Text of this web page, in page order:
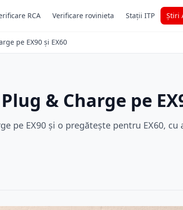
RCA Verificare rovinieta Stații ITP Știri
pe EX90 și EX60
& Charge pe
pe EX90 și o pregătește pentru EX60,